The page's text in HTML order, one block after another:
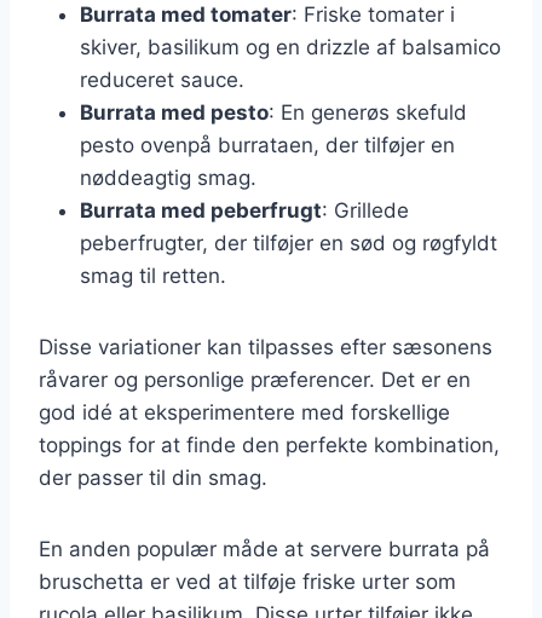
Burrata med tomater: Friske tomater i
skiver, basilikum og en drizzle af balsamico
reduceret sauce.
Burrata med pesto: En generøs skefuld
pesto ovenpå burrataen, der tilføjer en
nøddeagtig smag.
Burrata med peberfrugt: Grillede
peberfrugter, der tilføjer en sød og røgfyldt
smag til retten.
Disse variationer kan tilpasses efter sæsonens
råvarer og personlige præferencer. Det er en
god idé at eksperimentere med forskellige
toppings for at finde den perfekte kombination,
der passer til din smag.
En anden populær måde at servere burrata på
bruschetta er ved at tilføje friske urter som